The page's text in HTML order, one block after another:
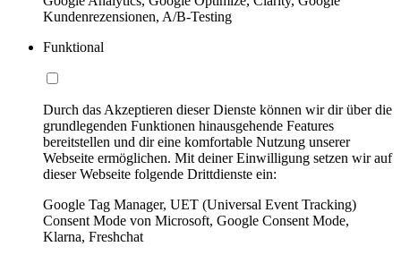
Kundenrezensionen, A/B-Testing
Funktional
Durch das Akzeptieren dieser Dienste können wir dir über die
grundlegenden Funktionen hinausgehende Features
bereitstellen und dir eine komfortable Nutzung unserer
Webseite ermöglichen. Mit deiner Einwilligung setzen wir auf
dieser Webseite folgende Drittdienste ein:
Google Tag Manager, UET (Universal Event Tracking)
Consent Mode von Microsoft, Google Consent Mode,
Klarna, Freshchat